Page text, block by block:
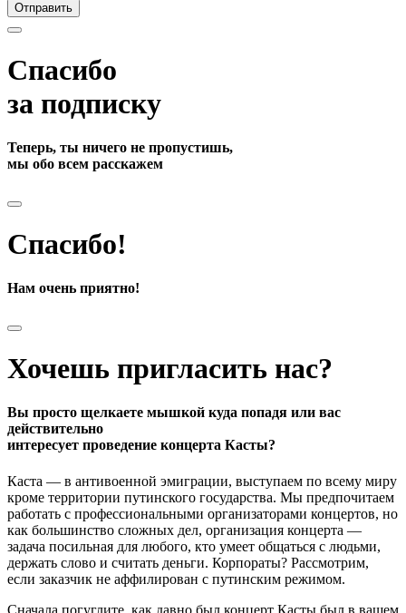
Отправить
Спасибо
за подписку
Теперь, ты ничего не пропустишь,
мы обо всем расскажем
Спасибо!
Нам очень приятно!
Хочешь пригласить нас?
Вы просто щелкаете мышкой куда попадя или вас
действительно
интересует проведение концерта Касты?
Каста — в антивоенной эмиграции, выступаем по всему миру
кроме территории путинского государства. Мы предпочитаем
работать с профессиональными организаторами концертов, но
как большинство сложных дел, организация концерта —
задача посильная для любого, кто умеет общаться с людьми,
держать слово и считать деньги. Корпораты? Рассмотрим,
если заказчик не аффилирован с путинским режимом.
Сначала погуглите, как давно был концерт Касты был в вашем